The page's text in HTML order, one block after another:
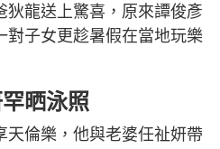
狄龍送上驚喜，原來譚俊彥
對子女更趁暑假在當地玩樂
晒泳照
天倫樂，他與老婆任祉妍帶